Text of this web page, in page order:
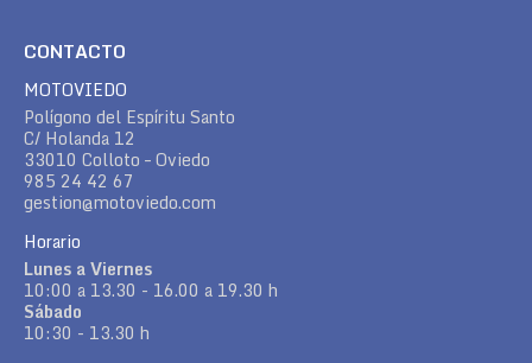
CONTACTO
MOTOVIEDO
Polígono del Espíritu Santo
C/ Holanda 12
33010 Colloto – Oviedo
985 24 42 67
gestion@motoviedo.com
Horario
Lunes a Viernes
10:00 a 13.30 - 16.00 a 19.30 h
Sábado
10:30 - 13.30 h